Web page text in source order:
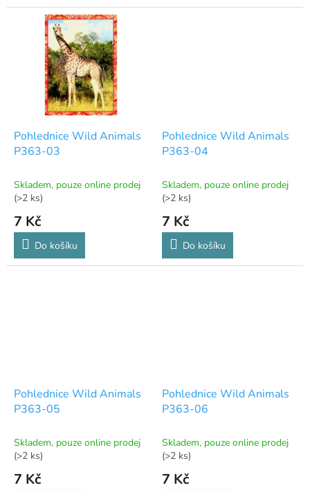
Pohlednice Wild Animals
P363-03
Skladem, pouze online prodej
(>2 ks)
7 Kč
Do košíku
Pohlednice Wild Animals
P363-04
Skladem, pouze online prodej
(>2 ks)
7 Kč
Do košíku
Pohlednice Wild Animals
P363-05
Skladem, pouze online prodej
(>2 ks)
7 Kč
Pohlednice Wild Animals
P363-06
Skladem, pouze online prodej
(>2 ks)
7 Kč